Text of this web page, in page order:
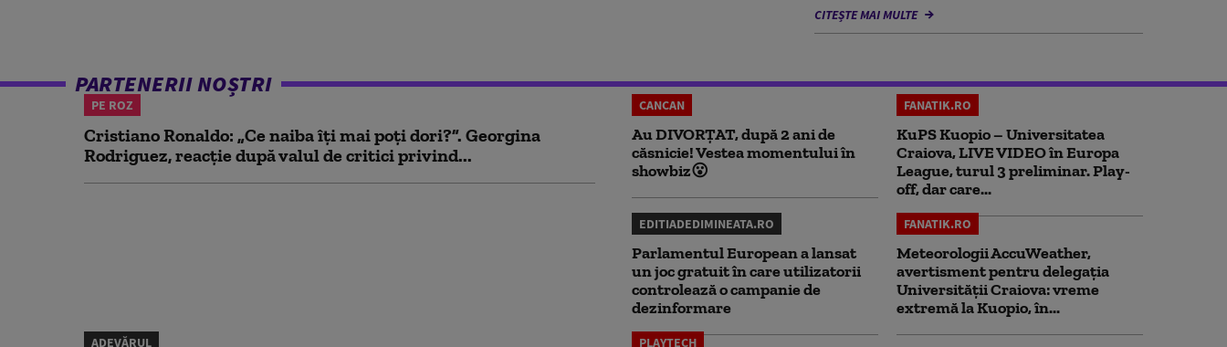
CITEȘTE MAI MULTE
PARTENERII NOȘTRI
PE ROZ
Cristiano Ronaldo: „Ce naiba îți mai poți dori?”. Georgina
Rodriguez, reacție după valul de critici privind...
CANCAN
Au DIVORȚAT, după 2 ani de
căsnicie! Vestea momentului în
showbiz😮
FANATIK.RO
KuPS Kuopio – Universitatea
Craiova, LIVE VIDEO în Europa
League, turul 3 preliminar. Play-
off, dar care...
EDITIADEDIMINEATA.RO
Parlamentul European a lansat
un joc gratuit în care utilizatorii
controlează o campanie de
dezinformare
FANATIK.RO
Meteorologii AccuWeather,
avertisment pentru delegația
Universității Craiova: vreme
extremă la Kuopio, în...
ADEVĂRUL PLAYTECH